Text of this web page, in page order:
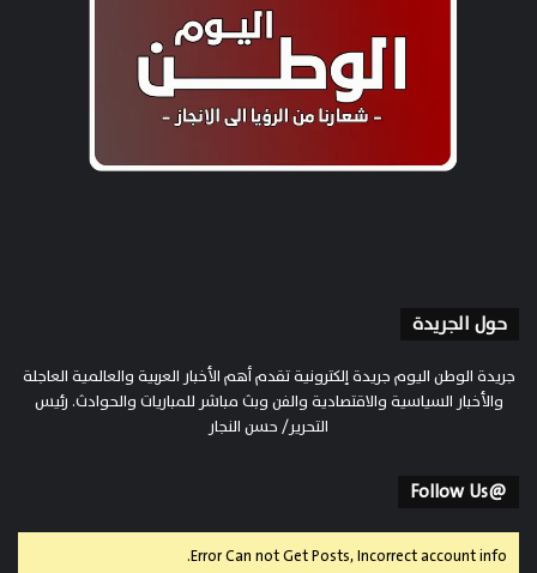
حول الجريدة
جريدة الوطن اليوم جريدة إلكترونية تقدم أهم الأخبار العربية والعالمية العاجلة
والأخبار السياسية والاقتصادية والفن وبث مباشر للمباريات والحوادث. رئيس
التحرير/ حسن النجار
@Follow Us
Error Can not Get Posts, Incorrect account info.